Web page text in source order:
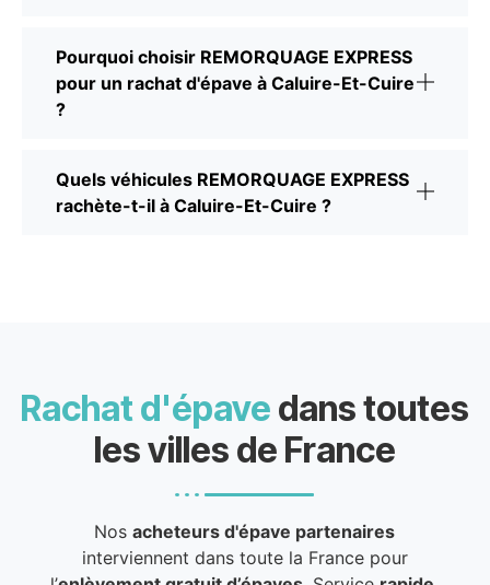
Pourquoi choisir REMORQUAGE EXPRESS
pour un rachat d'épave à Caluire-Et-Cuire
?
Quels véhicules REMORQUAGE EXPRESS
rachète-t-il à Caluire-Et-Cuire ?
Rachat d'épave dans toutes
les villes de France
Nosacheteurs d'épave partenaires
interviennent dans toute la France pour